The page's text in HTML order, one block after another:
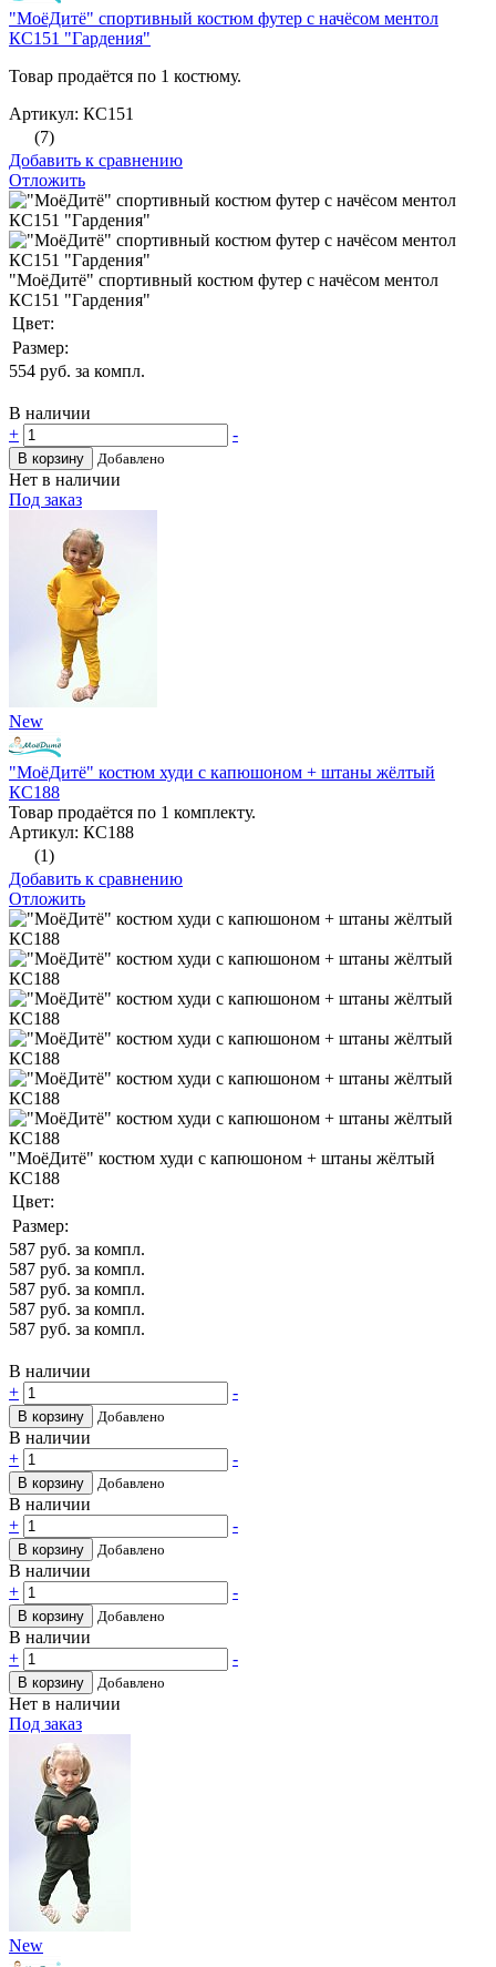
"МоёДитё" спортивный костюм футер с начёсом ментол
КС151 "Гардения"
Товар продаётся по 1 костюму.
Артикул: КС151
(7)
Добавить к сравнению
Отложить
"МоёДитё" спортивный костюм футер с начёсом ментол
КС151 "Гардения"
Цвет:
Размер:
554 руб. за компл.
В наличии
+
-
В корзину Добавлено
Нет в наличии
Под заказ
New
"МоёДитё" костюм худи с капюшоном + штаны жёлтый
КС188
Товар продаётся по 1 комплекту.
Артикул: КС188
(1)
Добавить к сравнению
Отложить
"МоёДитё" костюм худи с капюшоном + штаны жёлтый
КС188
Цвет:
Размер:
587 руб. за компл.
587 руб. за компл.
587 руб. за компл.
587 руб. за компл.
587 руб. за компл.
В наличии
+
-
В корзину Добавлено
В наличии
+
-
В корзину Добавлено
В наличии
+
-
В корзину Добавлено
В наличии
+
-
В корзину Добавлено
В наличии
+
-
В корзину Добавлено
Нет в наличии
Под заказ
New